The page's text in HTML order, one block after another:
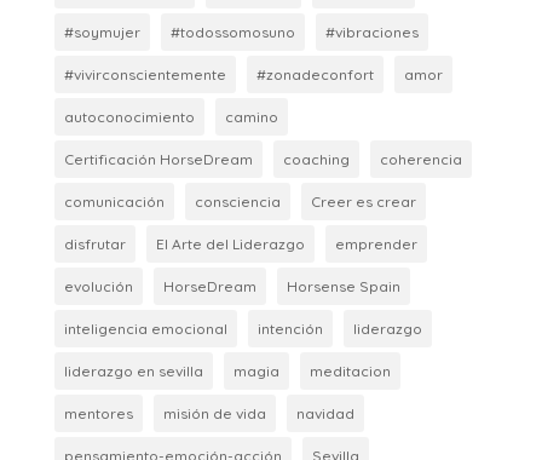
#soymujer #todossomosuno #vibraciones
#vivirconscientemente #zonadeconfort amor
autoconocimiento camino
Certificación HorseDream coaching coherencia
comunicación consciencia Creer es crear
disfrutar El Arte del Liderazgo emprender
evolución HorseDream Horsense Spain
inteligencia emocional intención liderazgo
liderazgo en sevilla magia meditacion
mentores misión de vida navidad
pensamiento-emoción-acción Sevilla